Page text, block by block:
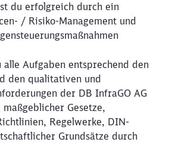
du erfolgreich durch ein
/ Risiko-Management und
Aufgaben entsprechend den
den qualitativen und
der DB InfraGO AG
Gesetze,
Regelwerke, DIN-
Grundsätze durch